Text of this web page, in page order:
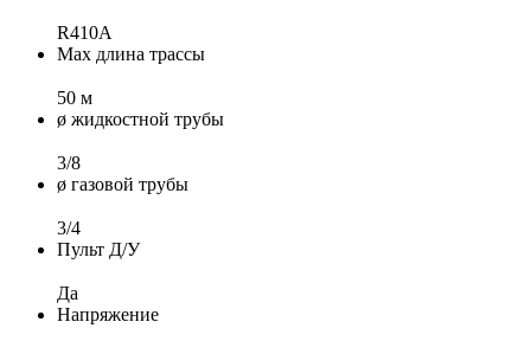
R410A
Max длина трассы
50 м
ø жидкостной трубы
3/8
ø газовой трубы
3/4
Пульт Д/У
Да
Напряжение